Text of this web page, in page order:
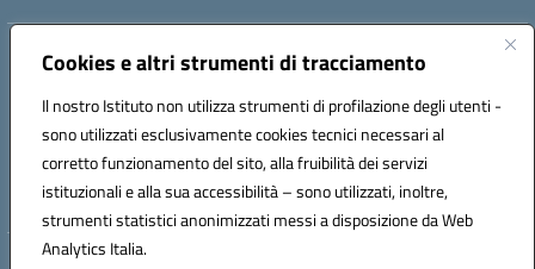
Cookies e altri strumenti di tracciamento
Il nostro Istituto non utilizza strumenti di profilazione degli utenti -
sono utilizzati esclusivamente cookies tecnici necessari al
corretto funzionamento del sito, alla fruibilità dei servizi
istituzionali e alla sua accessibilità – sono utilizzati, inoltre,
strumenti statistici anonimizzati messi a disposizione da Web
Analytics Italia.
Indirizzo:VIA A. DE GASPERI, 41 RUDIANO 25030 RUDIANO
Posta elettronica certificata (PEC):bsic86100r@pec.istruzione.it
Codice fiscale: 82002390175
Codice meccanografico: BSIC86100R